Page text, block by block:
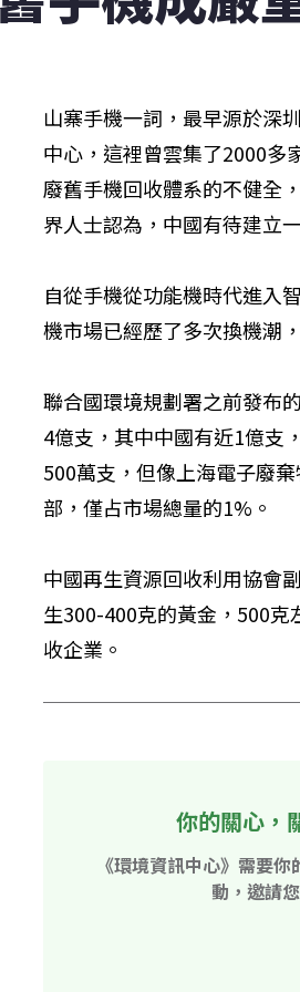
山寨手機一詞，最早源於深
中心，這裡曾雲集了2000多
廢舊手機回收體系的不健全
界人士認為，中國有待建立
自從手機從功能機時代進入
機市場已經歷了多次換機潮
聯合國環境規劃署之前發布
4億支，其中中國有近1億支
500萬支，但像上海電子廢
部，僅占市場總量的1%。
中國再生資源回收利用協會
生300-400克的黃金，500
收企業。
你的關心，
《環境資訊中心》需要
動，邀請